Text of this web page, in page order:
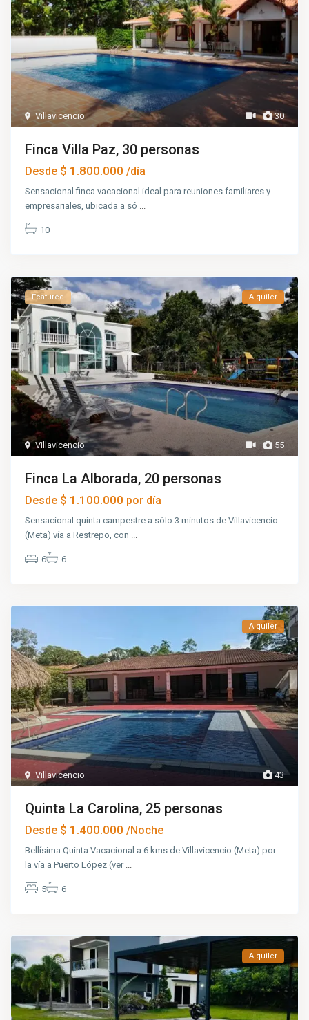
30
Villavicencio
Finca Villa Paz, 30 personas
Desde $ 1.800.000/día
Sensacional finca vacacional ideal para reuniones familiares y
empresariales, ubicada a só
10
55
Villavicencio
Featured Alquiler
Finca La Alborada, 20 personas
Desde $ 1.100.000 por día
Sensacional quinta campestre a sólo 3 minutos de Villavicencio
(Meta) vía a Restrepo, con ...
6 6
43
Villavicencio
Alquiler
Quinta La Carolina, 25 personas
Desde $ 1.400.000/Noche
Bellísima Quinta Vacacional a 6 kms de Villavicencio (Meta) por
la vía a Puerto López (ver ...
5 6
Alquiler